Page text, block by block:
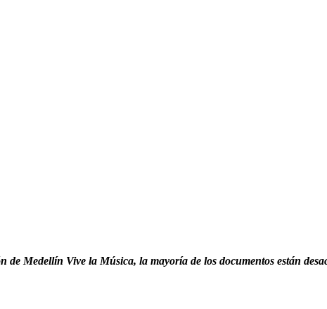
de Medellín Vive la Música, la mayoría de los documentos están